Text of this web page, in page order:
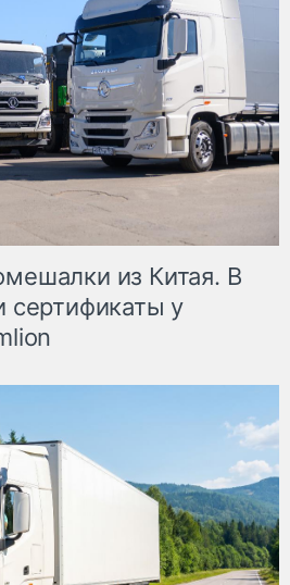
из Китая. В
сертификаты у